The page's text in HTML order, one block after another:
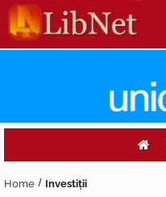
Home Investiţii